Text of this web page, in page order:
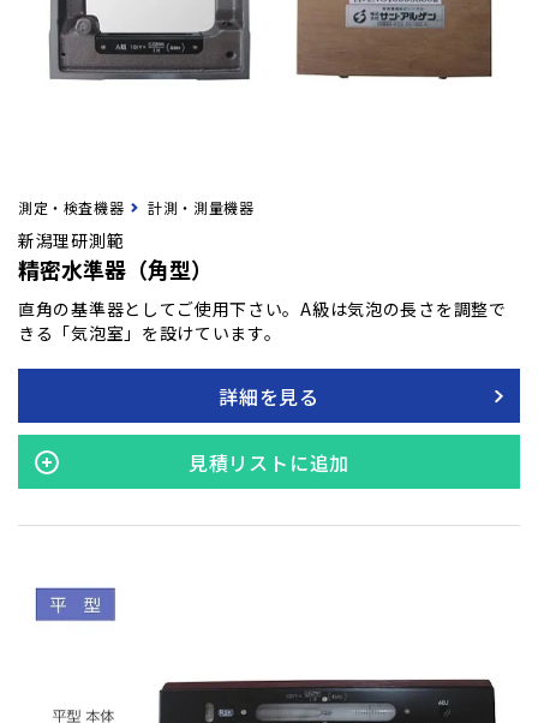
測定・検査機器 計測・測量機器
新潟理研測範
精密水準器（角型）
直角の基準器としてご使用下さい。A級は気泡の長さを調整で
きる「気泡室」を設けています。
詳細を見る
見積リストに追加